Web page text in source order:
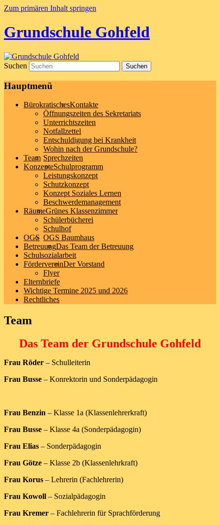
Zum primären Inhalt springen
Grundschule Gohfeld
Suchen
Hauptmenü
BürokratischesKontakte
Öffnungszeiten des Sekretariats
Unterrichtszeiten
Notfallzettel
Entschuldigung bei Krankheit
Wohin nach der Grundschule?
Team Sprechzeiten
KonzepteSchulprogramm
Leistungskonzept
Schutzkonzept
Konzept Soziales Lernen
Beschwerdemanagement
RäumeGrünes Klassenzimmer
Schülerbücherei
Schulhof
OGS OGS Baumhaus
BetreuungDas Team der Betreuung
Schulsozialarbeit
FördervereinDer Vorstand
Flyer
Elternbriefe
Wichtige Termine 2025 und 2026
Rechtliches
Team
Das Team der Grundschule Gohfeld
Frau Röder – Schulleiterin
Frau Busse – Konrektorin und Sonderpädagogin
Frau Benzin – Klasse 1a (Klassenlehrerkraft)
Frau Busse – Klasse 4a (Sonderpädagogin)
Frau Elias – Sonderpädagogin
Frau Götze – Klasse 2b (Klassenlehrkraft)
Frau Korus – Lehrerin (Fachlehrerin)
Frau Kowoll – Sozialpädagogin
Frau Kremer – Fachlehrerin für Sprachförderung